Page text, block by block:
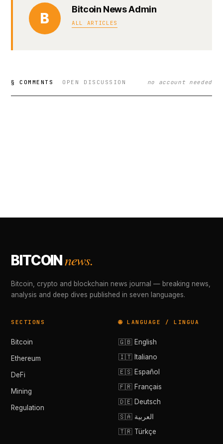
B
Bitcoin News Admin
ALL ARTICLES
§ COMMENTS OPEN DISCUSSION no account needed
BITCOINnews.
Bitcoin, crypto and blockchain news journal — breaking news,
analysis and deep dives published in seven languages.
SECTIONS
Bitcoin
Ethereum
DeFi
Mining
Regulation
🌐 LANGUAGE / LINGUA
🇬🇧 English
🇮🇹 Italiano
🇪🇸 Español
🇫🇷 Français
🇩🇪 Deutsch
🇸🇦 العربية
🇹🇷 Türkçe